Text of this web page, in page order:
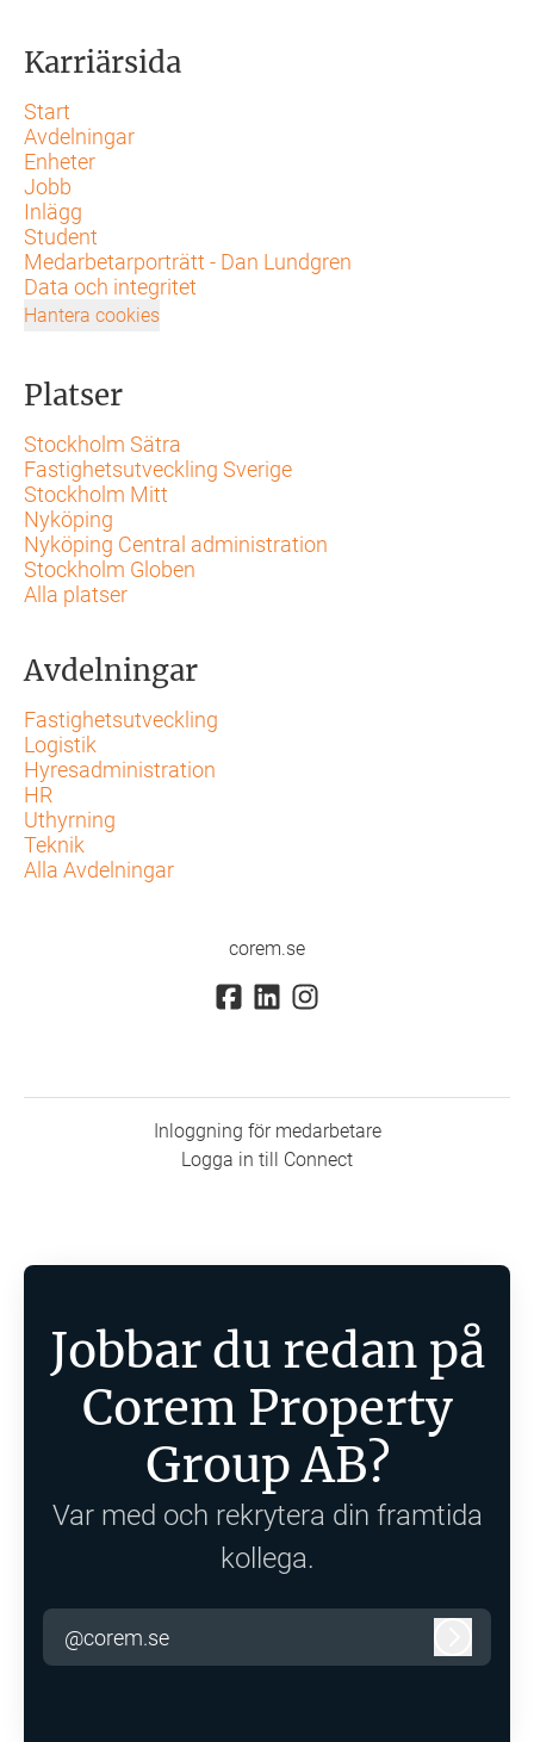
Karriärsida
Start
Avdelningar
Enheter
Jobb
Inlägg
Student
Medarbetarporträtt - Dan Lundgren
Data och integritet
Hantera cookies
Platser
Stockholm Sätra
Fastighetsutveckling Sverige
Stockholm Mitt
Nyköping
Nyköping Central administration
Stockholm Globen
Alla platser
Avdelningar
Fastighetsutveckling
Logistik
Hyresadministration
HR
Uthyrning
Teknik
Alla Avdelningar
corem.se
Inloggning för medarbetare
Logga in till Connect
Jobbar du redan på
Corem Property
Group AB?
Var med och rekrytera din framtida
kollega.
@corem.se